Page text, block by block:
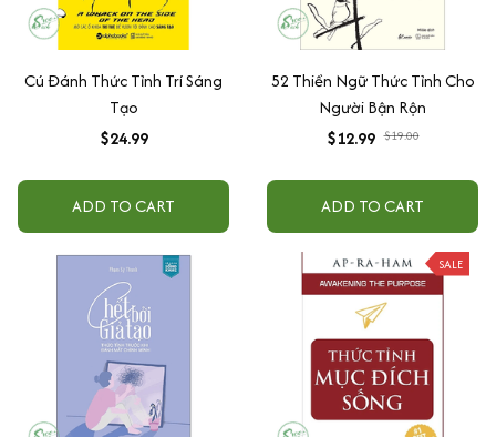
Cú Đánh Thức Tỉnh Trí Sáng
Tạo
$24.99
ADD TO CART
52 Thiền Ngữ Thức Tỉnh Cho
Người Bận Rộn
$12.99 $19.00
ADD TO CART
SALE